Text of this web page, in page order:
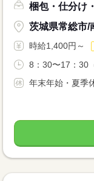
梱包・仕分け
茨城県常総市/
時給1,400円～
8：30〜17：30
年末年始・夏季